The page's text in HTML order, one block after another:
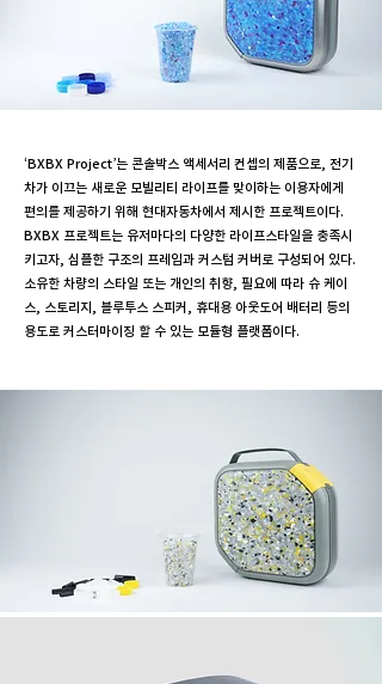
‘BXBX Project’는 콘솔박스 액세서리 컨셉의 제품으로, 전기
차가 이끄는 새로운 모빌리티 라이프를 맞이하는 이용자에게
편의를 제공하기 위해 현대자동차에서 제시한 프로젝트이다.
BXBX 프로젝트는 유저마다의 다양한 라이프스타일을 충족시
키고자, 심플한 구조의 프레임과 커스텀 커버로 구성되어 있다.
소유한 차량의 스타일 또는 개인의 취향, 필요에 따라 슈 케이
스, 스토리지, 블루투스 스피커, 휴대용 아웃도어 배터리 등의
용도로 커스터마이징 할 수 있는 모듈형 플랫폼이다.